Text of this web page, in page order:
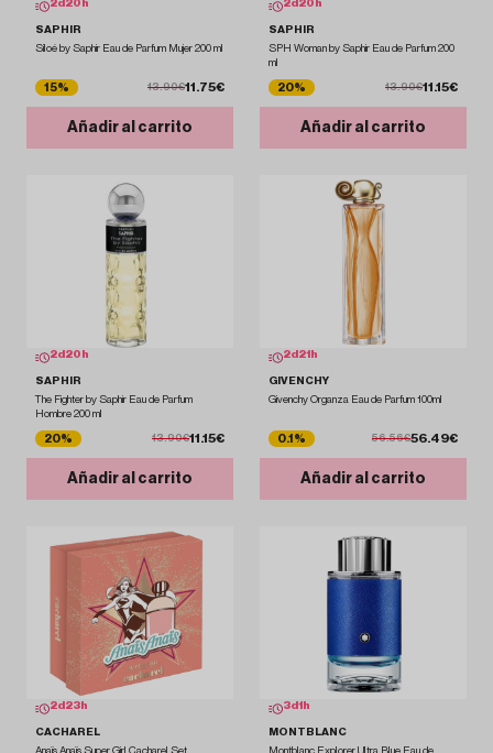
2d 20 h
SAPHIR
Siloé by Saphir Eau de Parfum Mujer 200 ml
15% 13.90€11.75€
Añadir al carrito
2d 20 h
SAPHIR
SPH Woman by Saphir Eau de Parfum 200
ml
20% 13.90€11.15€
Añadir al carrito
2d 20 h
SAPHIR
The Fighter by Saphir Eau de Parfum
Hombre 200 ml
20% 13.90€11.15€
Añadir al carrito
2d 21 h
GIVENCHY
Givenchy Organza Eau de Parfum 100ml
0.1% 56.56€56.49€
Añadir al carrito
2d 23 h
CACHAREL
Anaïs Anaïs Super Girl Cacharel Set
3d 1 h
MONTBLANC
Montblanc Explorer Ultra Blue Eau de